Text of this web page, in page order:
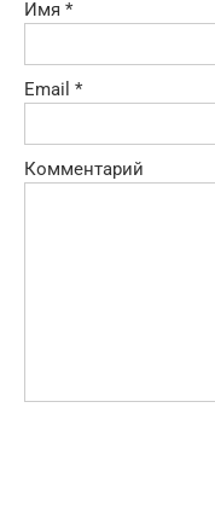
Имя *
Email *
Комментарий